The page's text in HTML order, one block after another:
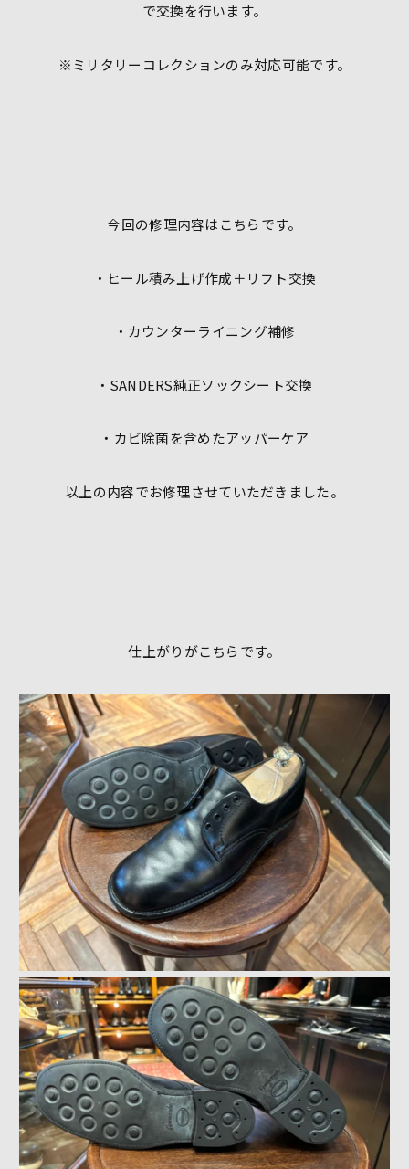
で交換を行います。
※ミリタリーコレクションのみ対応可能です。
今回の修理内容はこちらです。
・ヒール積み上げ作成＋リフト交換
・カウンターライニング補修
・SANDERS純正ソックシート交換
・カビ除菌を含めたアッパーケア
以上の内容でお修理させていただきました。
仕上がりがこちらです。